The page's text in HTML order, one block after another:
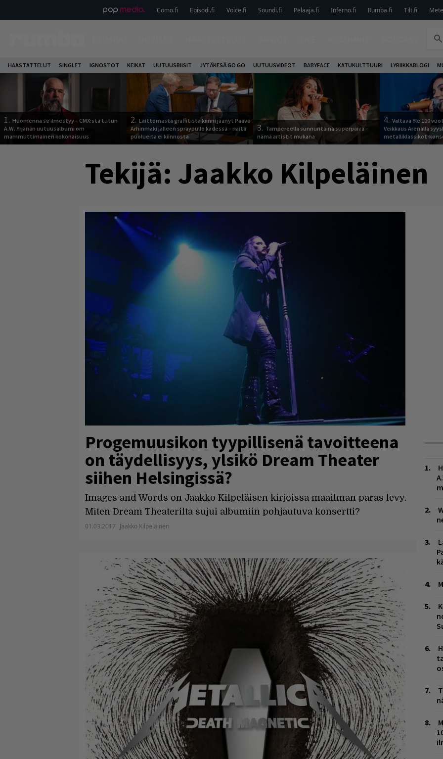
Como.fi Episodi.fi Voice.fi Soundi.fi Pelaaja.fi Inferno.fi Rumba.fi Tilt.fi
HAASTATTELUT SINGLET IGNOSTOT KEIKAT UUTUUSBIISIT JYTÄKESÄ GO GO UUTUUSVIDEOT BABYFACE KATUKULTTUURI LYRIIKKABLOGI
1. Huomenna se ilmestyy – CMX:stä tutun
A.W. Yrjänän uutuusalbumi om
mammuttimainen kokonaisuus
2. Laittomasta graffitista kiinni jäänyt Paavo
Arhinmäki jälleen spraypullo kädessä – näitä
puolueita ei kiinnosta
3. Tampereella sunnuntaina superpäivä –
nämä artistit mukana
4. Valtava Yle 100
Veikkaus Arenalla
metalliklassikot-
Tekijä: Jaakko Kilpeläinen
Progemuusikon tyypillisenä tavoitteena
on täydellisyys, ylsikö Dream Theater
siihen Helsingissä?
Images and Words on Jaakko Kilpeläisen kirjoissa maailman paras levy.
Miten Dream Theaterilta sujui albumiin pohjautuva konsertti?
01.03.2017 Jaakko Kilpeläinen